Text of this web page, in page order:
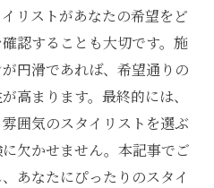
リストがあなたの希望をど
認することも大切です。施
円滑であれば、希望通りの
高まります。最終的には、
囲気のスタイリストを選ぶ
欠かせません。本記事でご
あなたにぴったりのスタイ